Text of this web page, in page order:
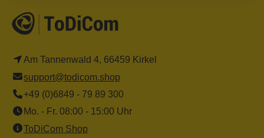
Am Tannenwald 4, 66459 Kirkel
support@todicom.shop
+49 (0)6849 - 79 89 300
Mo. - Fr. 08:00 - 15:00 Uhr
ToDiCom Shop